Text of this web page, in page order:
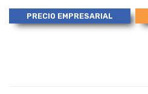
PRECIO EMPRESARIAL